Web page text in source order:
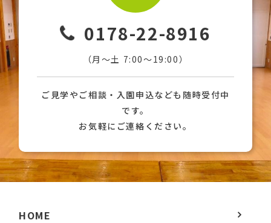
0178-22-8916
（月〜土 7:00〜19:00）
ご見学やご相談・入園申込なども随時受付中
です。
お気軽にご連絡ください。
HOME